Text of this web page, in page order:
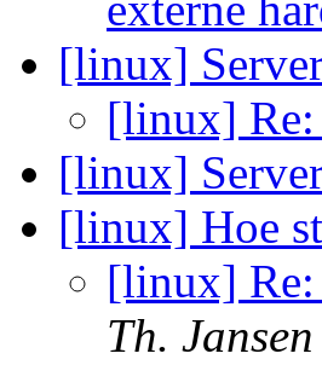
[linux]
[linux]
[linux]
[linux] Hoe
[linux] Re:
Th. Jansen